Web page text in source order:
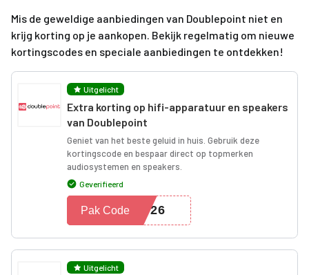
Mis de geweldige aanbiedingen van Doublepoint niet en
krijg korting op je aankopen. Bekijk regelmatig om nieuwe
kortingscodes en speciale aanbiedingen te ontdekken!
Uitgelicht
Extra korting op hifi-apparatuur en speakers
van Doublepoint
Geniet van het beste geluid in huis. Gebruik deze
kortingscode en bespaar direct op topmerken
audiosystemen en speakers.
Geverifieerd
2026
Pak Code
Uitgelicht